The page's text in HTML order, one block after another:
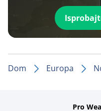
Dom Europa
Pro